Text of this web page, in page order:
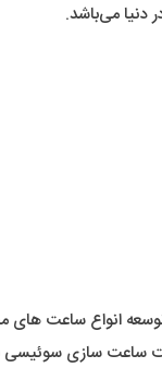
می‌باشد.
سازی سوئیسی